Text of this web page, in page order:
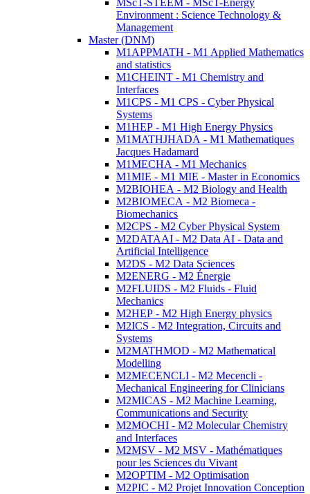
MScT-STEEM - MScT-Energy
Environment : Science Technology &
Management
Master (DNM)
M1APPMATH - M1 Applied Mathematics
and statistics
M1CHEINT - M1 Chemistry and
Interfaces
M1CPS - M1 CPS - Cyber Physical
Systems
M1HEP - M1 High Energy Physics
M1MATHJHADA - M1 Mathematiques
Jacques Hadamard
M1MECHA - M1 Mechanics
M1MIE - M1 MIE - Master in Economics
M2BIOHEA - M2 Biology and Health
M2BIOMECA - M2 Biomeca -
Biomechanics
M2CPS - M2 Cyber Physical System
M2DATAAI - M2 Data AI - Data and
Artificial Intelligence
M2DS - M2 Data Sciences
M2ENERG - M2 Énergie
M2FLUIDS - M2 Fluids - Fluid
Mechanics
M2HEP - M2 High Energy physics
M2ICS - M2 Integration, Circuits and
Systems
M2MATHMOD - M2 Mathematical
Modelling
M2MECENCLI - M2 Mecencli -
Mechanical Engineering for Clinicians
M2MICAS - M2 Machine Learning,
Communications and Security
M2MOCHI - M2 Molecular Chemistry
and Interfaces
M2MSV - M2 MSV - Mathématiques
pour les Sciences du Vivant
M2OPTIM - M2 Optimisation
M2PIC - M2 Projet Innovation Conception